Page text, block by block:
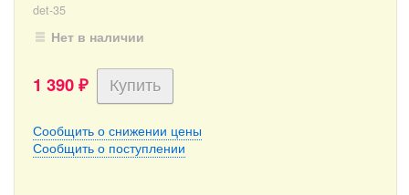
det-35
Нет в наличии
1 390 ₽
Сообщить о снижении цены
Сообщить о поступлении